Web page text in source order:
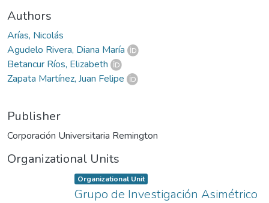
Authors
Arías, Nicolás
Agudelo Rivera, Diana María
Betancur Ríos, Elizabeth
Zapata Martínez, Juan Felipe
Publisher
Corporación Universitaria Remington
Organizational Units
Item type:
Organizational Unit ,
Grupo de Investigación Asimétrico